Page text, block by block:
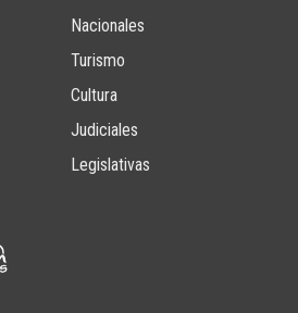
Nacionales
Turismo
Cultura
Judiciales
Legislativas